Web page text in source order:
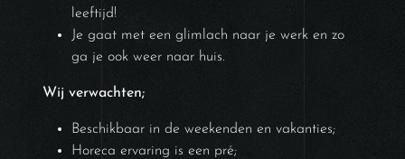
leeftijd!
Je gaat met een glimlach naar je werk en zo
ga je ook weer naar huis.
Wij verwachten;
Beschikbaar in de weekenden en vakanties;
Horeca ervaring is een pré;